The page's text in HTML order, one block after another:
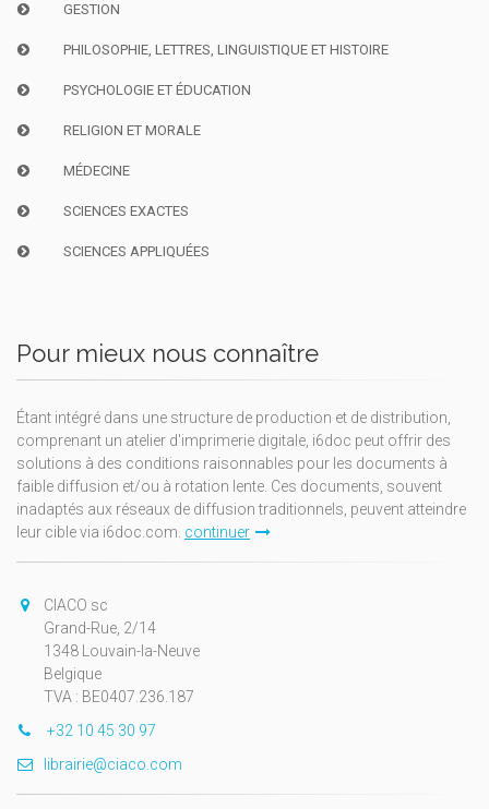
GESTION
PHILOSOPHIE, LETTRES, LINGUISTIQUE ET HISTOIRE
PSYCHOLOGIE ET ÉDUCATION
RELIGION ET MORALE
MÉDECINE
SCIENCES EXACTES
SCIENCES APPLIQUÉES
Pour mieux nous connaître
Étant intégré dans une structure de production et de distribution,
comprenant un atelier d'imprimerie digitale, i6doc peut offrir des
solutions à des conditions raisonnables pour les documents à
faible diffusion et/ou à rotation lente. Ces documents, souvent
inadaptés aux réseaux de diffusion traditionnels, peuvent atteindre
leur cible via i6doc.com. continuer
CIACO sc
Grand-Rue, 2/14
1348 Louvain-la-Neuve
Belgique
TVA : BE0407.236.187
+32 10 45 30 97
librairie@ciaco.com